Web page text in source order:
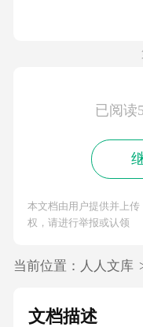
已阅读
本文档由用户提供并上
权，请进行举报或认领
当前位置： 人人文库
文档描述